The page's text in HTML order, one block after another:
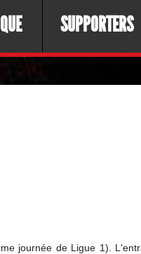
SUPPORTERS
journée de Ligue 1).